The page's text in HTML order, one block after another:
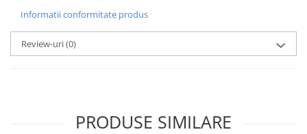
Informatii conformitate produs
Review-uri(0)
PRODUSE SIMILARE